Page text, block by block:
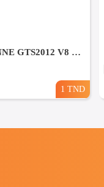
🚘 PORSCHE CAYENNE GTS2012 V8 ESSENCE🚘 🔁 on accepte l échange des voitures
1 TND